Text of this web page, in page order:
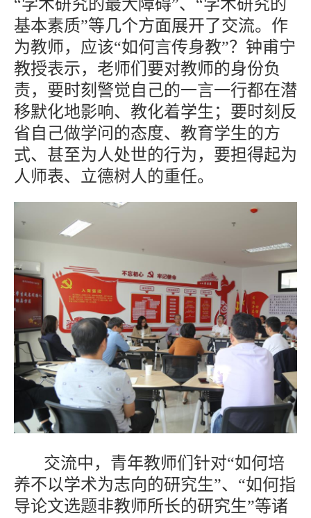
“学术研究的最大障碍”、“学术研究的
基本素质”等几个方面展开了交流。作
为教师，应该“如何言传身教”？钟甫宁
教授表示，老师们要对教师的身份负
责，要时刻警觉自己的一言一行都在潜
移默化地影响、教化着学生；要时刻反
省自己做学问的态度、教育学生的方
式、甚至为人处世的行为，要担得起为
人师表、立德树人的重任。
交流中，青年教师们针对“如何培
养不以学术为志向的研究生”、“如何指
导论文选题非教师所长的研究生”等诸